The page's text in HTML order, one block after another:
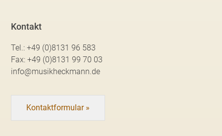
Kontakt
Tel.:+49 (0)8131 96 583
Fax:+49 (0)8131 99 70 03
info@musikheckmann.de
Kontaktformular »